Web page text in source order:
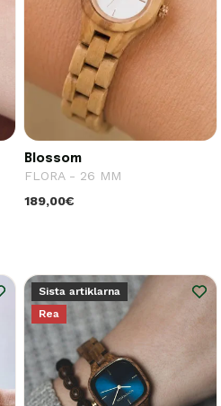
Blossom
FLORA - 26 MM
189,00€
Sista artiklarna
Rea